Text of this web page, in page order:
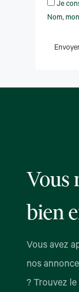
Je
Nom,
Vous
bien
Vous avez
nos
? Trouvez